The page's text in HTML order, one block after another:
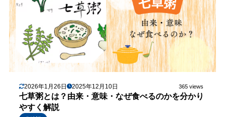
2026年1月26日 2025年12月10日 365 views
七草粥とは？由来・意味・なぜ食べるのかを分かり
やすく解説